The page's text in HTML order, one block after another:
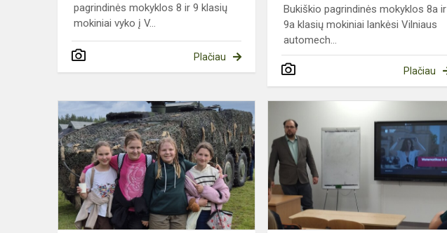
pagrindinės mokyklos 8 ir 9 klasių
mokiniai vyko į V...
Plačiau
Bukiškio pagrindinės mokyklos 8a ir
9a klasių mokiniai lankėsi Vilniaus
automech...
Plačiau
VEIKLINIMO
INICIATYVA
„KRYPTIS
–
PROFESIJŲ
PASAU...